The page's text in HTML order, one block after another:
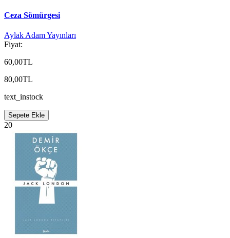
Ceza Sömürgesi
Aylak Adam Yayınları
Fiyat:
60,00TL
80,00TL
text_instock
Sepete Ekle
20